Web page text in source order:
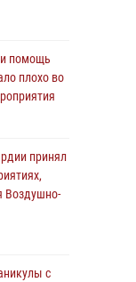
помощь
плохо во
принял
Воздушно-
с